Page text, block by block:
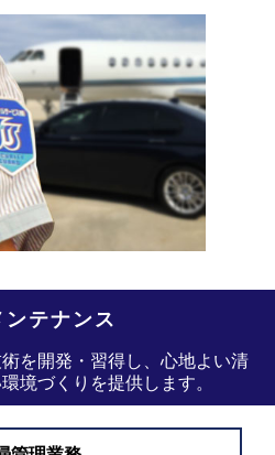
ンテナンス
を開発・習得し、心地よい清
境づくりを提供します。